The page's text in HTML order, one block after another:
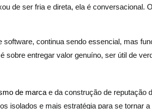
de ser fria e direta, ela é conversacional.
continua sendo essencial, mas
sobre entregar valor genuíno, ser útil de
de marca e da construção de reputação
isolados e mais estratégia para se tornar